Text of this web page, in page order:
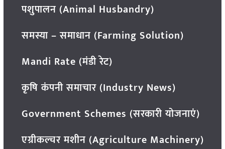
पशुपालन (Animal Husbandry)
समस्या – समाधान (Farming Solution)
Mandi Rate (मंडी रेट)
कृषि कंपनी समाचार (Industry News)
Government Schemes (सरकारी योजनाएं)
एग्रीकल्चर मशीन (Agriculture Machinery)